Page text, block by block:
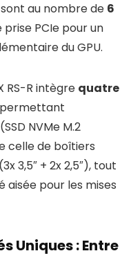
au nombre de 6
PCIe pour un
du GPU.
RS-R intègre quatre
(SSD NVMe M.2
celle de boîtiers
(3x 3,5″ + 2x 2,5″), tout
pour les mises
Uniques : Entre